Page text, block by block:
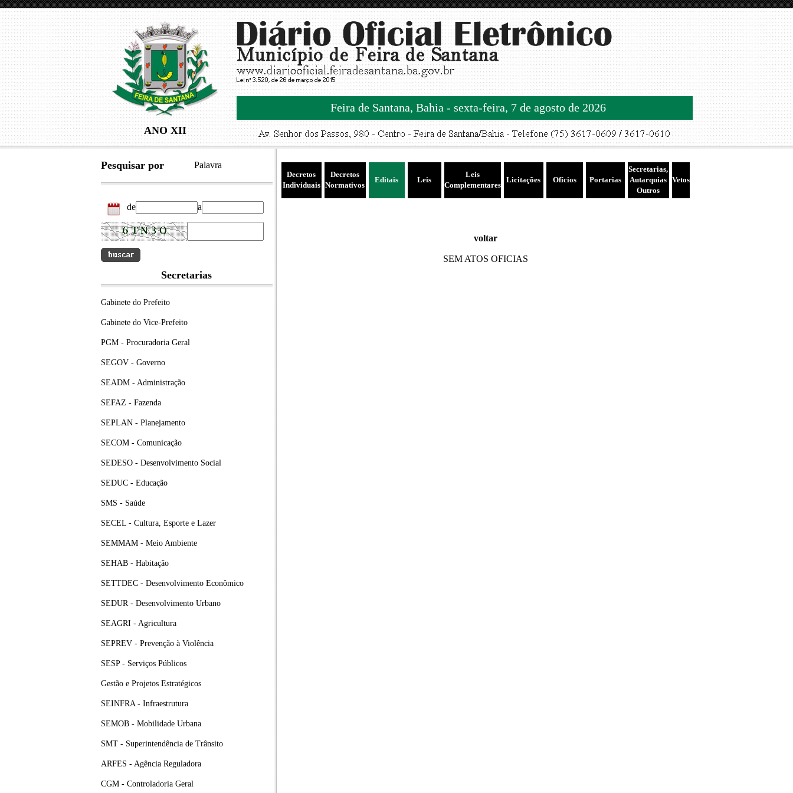
ANO XII
Feira de Santana, Bahia - sexta-feira, 7 de agosto de 2026
Pesquisar por Palavra
de a
Secretarias
Gabinete do Prefeito
Gabinete do Vice-Prefeito
PGM - Procuradoria Geral
SEGOV - Governo
SEADM - Administração
SEFAZ - Fazenda
SEPLAN - Planejamento
SECOM - Comunicação
SEDESO - Desenvolvimento Social
SEDUC - Educação
SMS - Saúde
SECEL - Cultura, Esporte e Lazer
SEMMAM - Meio Ambiente
SEHAB - Habitação
SETTDEC - Desenvolvimento Econômico
SEDUR - Desenvolvimento Urbano
SEAGRI - Agricultura
SEPREV - Prevenção à Violência
SESP - Serviços Públicos
Gestão e Projetos Estratégicos
SEINFRA - Infraestrutura
SEMOB - Mobilidade Urbana
SMT - Superintendência de Trânsito
ARFES - Agência Reguladora
CGM - Controladoria Geral
Decretos
Individuais
Decretos
Normativos
Editais Leis
Leis
Complementares
Licitações Ofícios Portarias
Secretarias,
Autarquias
Outros
Vetos
voltar
SEM ATOS OFICIAS